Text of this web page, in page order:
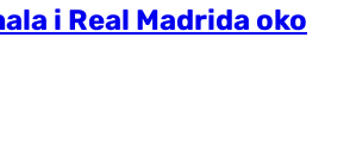
i Real Madrida oko